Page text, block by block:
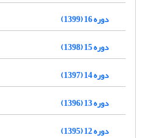
دوره 16 (1399)
دوره 15 (1398)
دوره 14 (1397)
دوره 13 (1396)
دوره 12 (1395)